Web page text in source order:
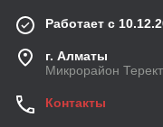
Работает с
г. Алматы
Микрорайон
Контакты